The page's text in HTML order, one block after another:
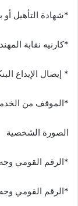
*شهادة التأهيل أو
*كارنيه نقابة
* إيصال الإيداع
*الموقف من
الصورة الشخصية
*الرقم القومي
*الرقم القومي